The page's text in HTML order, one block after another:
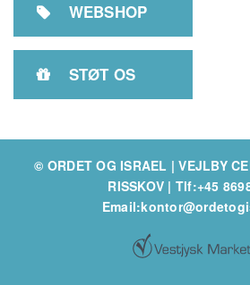
 WEBSHOP
 STØT OS
© ORDET OG ISRAEL | VEJLBY
RISSKOV | Tlf:+45